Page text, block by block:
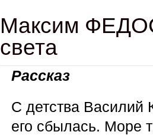
Максим
света
С детства Василий
его сбылась. Море